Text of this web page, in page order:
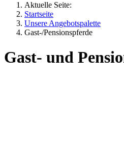
Aktuelle Seite:
Startseite
Unsere Angebotspalette
Gast-/Pensionspferde
Gast- und